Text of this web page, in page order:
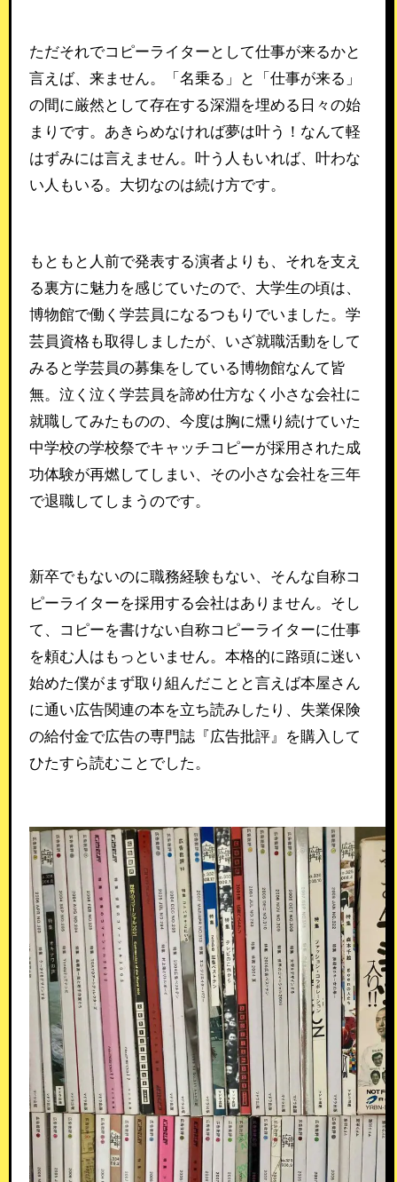
ただそれでコピーライターとして仕事が来るかと
言えば、来ません。「名乗る」と「仕事が来る」
の間に厳然として存在する深淵を埋める日々の始
まりです。あきらめなければ夢は叶う！なんて軽
はずみには言えません。叶う人もいれば、叶わな
い人もいる。大切なのは続け方です。
もともと人前で発表する演者よりも、それを支え
る裏方に魅力を感じていたので、大学生の頃は、
博物館で働く学芸員になるつもりでいました。学
芸員資格も取得しましたが、いざ就職活動をして
みると学芸員の募集をしている博物館なんて皆
無。泣く泣く学芸員を諦め仕方なく小さな会社に
就職してみたものの、今度は胸に燻り続けていた
中学校の学校祭でキャッチコピーが採用された成
功体験が再燃してしまい、その小さな会社を三年
で退職してしまうのです。
新卒でもないのに職務経験もない、そんな自称コ
ピーライターを採用する会社はありません。そし
て、コピーを書けない自称コピーライターに仕事
を頼む人はもっといません。本格的に路頭に迷い
始めた僕がまず取り組んだことと言えば本屋さん
に通い広告関連の本を立ち読みしたり、失業保険
の給付金で広告の専門誌『広告批評』を購入して
ひたすら読むことでした。